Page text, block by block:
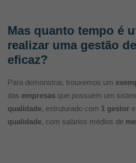
Mas quanto tempo é
realizar uma gestão
eficaz?
Para demonstrar, trouxemos um
das empresas que possuem um
qualidade, estruturado com 1 gestor e
qualidade, com salários médios de